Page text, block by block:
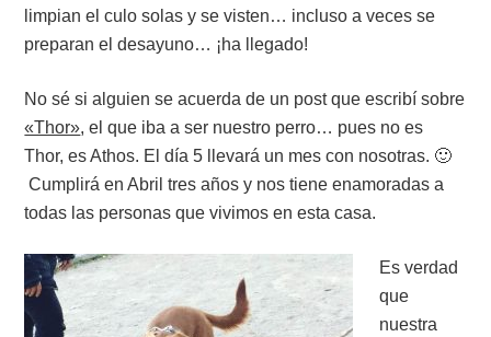
limpian el culo solas y se visten… incluso a veces se
preparan el desayuno… ¡ha llegado!
No sé si alguien se acuerda de un post que escribí sobre
«Thor», el que iba a ser nuestro perro… pues no es
Thor, es Athos. El día 5 llevará un mes con nosotras. 🙂
Cumplirá en Abril tres años y nos tiene enamoradas a
todas las personas que vivimos en esta casa.
Es verdad
que
nuestra